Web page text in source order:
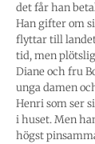
det får han
Han gifter om
flyttar till
tid, men
Diane och fru
unga damen
Henri som ser
i huset. Men
högst